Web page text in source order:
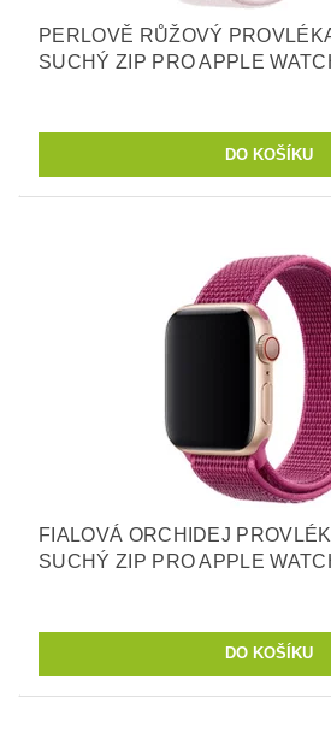
PERLOVĚ RŮŽOVÝ
SUCHÝ ZIP PRO APPLE
FIALOVÁ ORCHIDEJ
SUCHÝ ZIP PRO APPLE